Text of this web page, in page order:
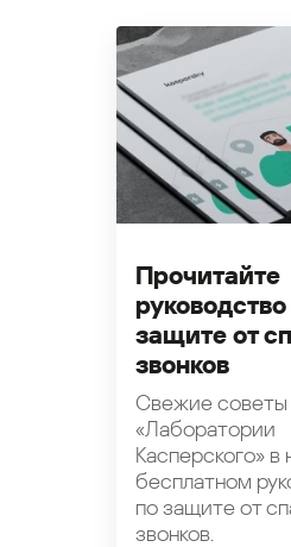
Прочитайте
защите от
звонков
Свежие советы
«Лаборатории
Касперского»
бесплатном
по защите от
звонков.